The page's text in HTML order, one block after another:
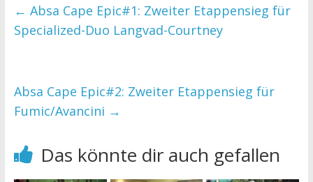
← Absa Cape Epic#1: Zweiter Etappensieg für
Specialized-Duo Langvad-Courtney
Absa Cape Epic#2: Zweiter Etappensieg für
Fumic/Avancini →
Das könnte dir auch gefallen